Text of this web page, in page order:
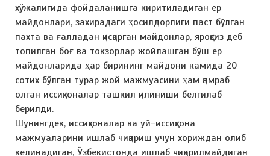
хўжалигида фойдаланишга киритиладиган ер
майдонлари, захирадаги ҳосилдорлиги паст бўлган
пахта ва ғалладан қисқарган майдонлар, яроқсиз деб
топилган боғ ва токзорлар жойлашган бўш ер
майдонларида ҳар бирининг майдони камида 20
сотих бўлган турар жой мажмуасини ҳам қамраб
олган иссиқхоналар ташкил қилиниши белгилаб
берилди.
Шунингдек, иссиқхоналар ва уй-иссиқхона
мажмуаларини ишлаб чиқариш учун хориждан олиб
келинадиган, Ўзбекистонда ишлаб чиқарилмайдиган